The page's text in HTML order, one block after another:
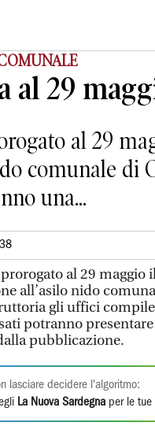
al 29
al 29
comunale
una...
al 29
all’asilo nido
gli uffici
potranno
pubblicazione.
lasciare decidere l'algoritmo:
La Nuova Sardegna per le tue